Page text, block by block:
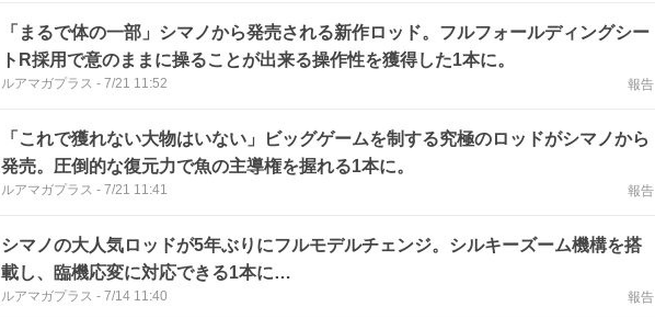
「まるで体の一部」シマノから発売される新作ロッド。フルフォールディングシー
トR採用で意のままに操ることが出来る操作性を獲得した1本に。
ルアマガプラス - 7/21 11:52 報告
「これで獲れない大物はいない」ビッグゲームを制する究極のロッドがシマノから
発売。圧倒的な復元力で魚の主導権を握れる1本に。
ルアマガプラス - 7/21 11:41 報告
シマノの大人気ロッドが5年ぶりにフルモデルチェンジ。シルキーズーム機構を搭
載し、臨機応変に対応できる1本に…
ルアマガプラス - 7/14 11:40 報告